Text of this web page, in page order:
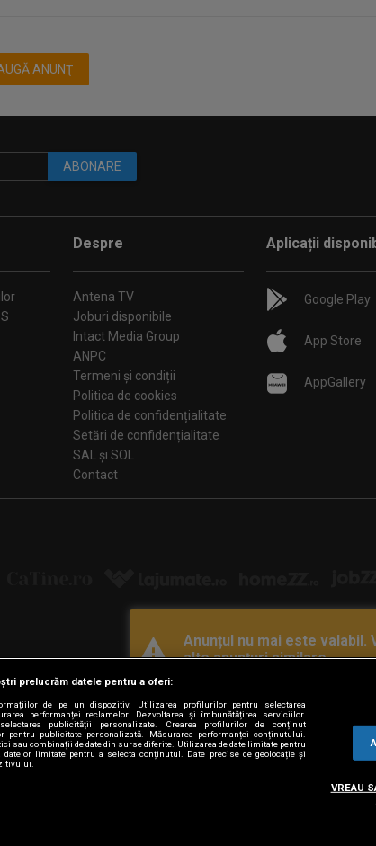
Anunțul nu mai este valabil.
alte anunțuri similare
ANUNŢ
ABONARE
Despre
Antena TV
Joburi disponibile
Intact Media Group
ANPC
Termeni și condiții
Politica de cookies
Politica de confidențialitate
Setări de confidențialitate
SAL și SOL
Contact
Aplicații
Google Play
App Store
AppGallery
PinterestTiktok
prelucrăm datele pentru a oferi:
de pe un dispozitiv. Utilizarea profilurilor pentru selectarea
performanței reclamelor. Dezvoltarea și îmbunătățirea serviciilor.
publicității personalizate. Crearea profilurilor de conținut
pentru publicitate personalizată. Măsurarea performanței conținutului.
sau combinații de date din surse diferite. Utilizarea de date limitate pentru
limitate pentru a selecta conținutul. Date precise de geolocație și
VREAU